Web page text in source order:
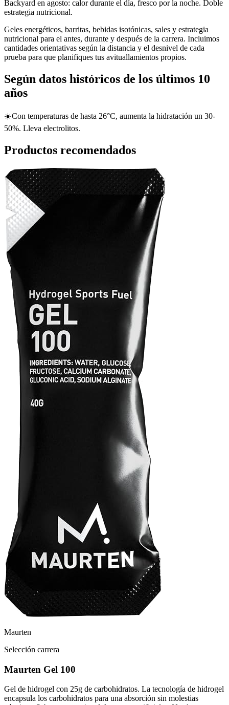
Backyard en agosto: calor durante el día, fresco por la noche. Doble
estrategia nutricional.
Geles energéticos, barritas, bebidas isotónicas, sales y estrategia
nutricional para el antes, durante y después de la carrera. Incluimos
cantidades orientativas según la distancia y el desnivel de cada
prueba para que planifiques tus avituallamientos propios.
Según datos históricos de los últimos 10
años
☀️Con temperaturas de hasta 26°C, aumenta la hidratación un 30-
50%. Lleva electrolitos.
Productos recomendados
Maurten
Selección carrera
Maurten Gel 100
Gel de hidrogel con 25g de carbohidratos. La tecnología de hidrogel
encapsula los carbohidratos para una absorción sin molestias